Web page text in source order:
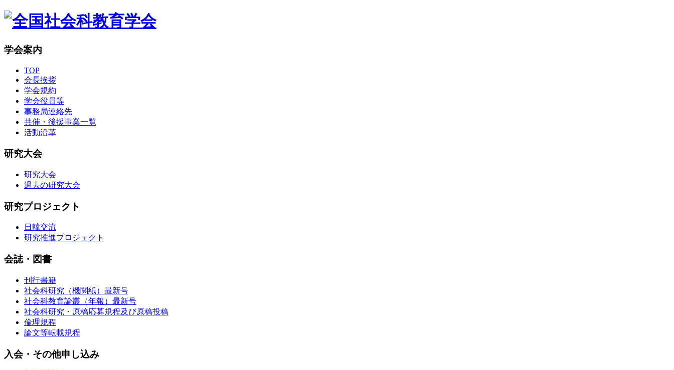
学会案内
TOP
会長挨拶
学会規約
学会役員等
事務局連絡先
共催・後援事業一覧
活動沿革
研究大会
研究大会
過去の研究大会
研究プロジェクト
日韓交流
研究推進プロジェクト
会誌・図書
刊行書籍
社会科研究（機関紙）最新号
社会科教育論叢（年報）最新号
社会科研究・原稿応募規程及び原稿投稿
倫理規程
論文等転載規程
入会・その他申し込み